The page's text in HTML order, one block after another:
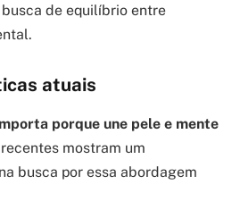
de equilíbrio entre
atuais
porque une pele e mente
mostram um
busca por essa abordagem